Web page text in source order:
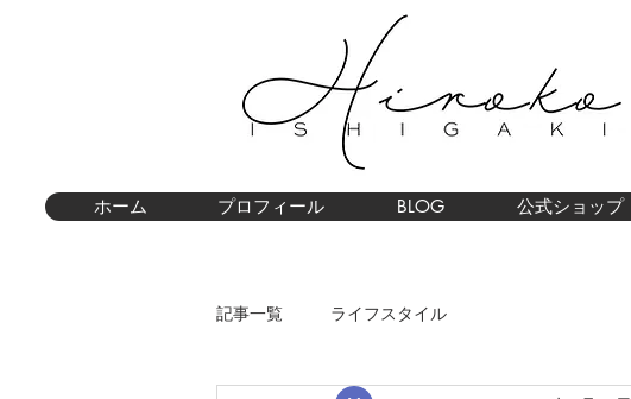
ホーム プロフィール BLOG 公式ショップ
記事一覧 ライフスタイル